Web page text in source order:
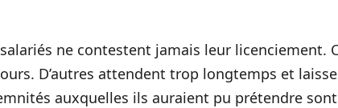
ne contestent jamais leur licenciement.
D’autres attendent trop longtemps et
auxquelles ils auraient pu prétendre